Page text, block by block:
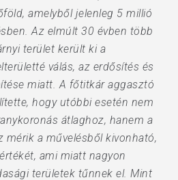
amelyből jelenleg 5 millió
Az elmúlt 30 évben több
terület került ki a
válás, az erdősítés és
miatt. A főtitkár aggasztó
hogy utóbbi esetén nem
átlaghoz, hanem a
mérik a művelésből kivonható,
ami miatt nagyon
területek tűnnek el. Mint